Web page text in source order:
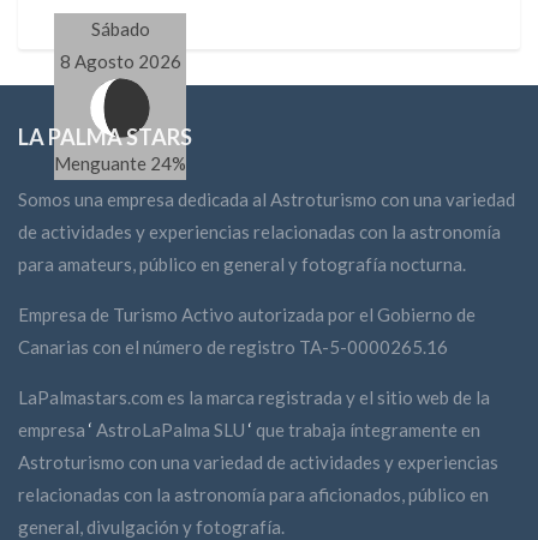
Sábado
8 Agosto 2026
Menguante 24%
LA PALMA STARS
Somos una empresa dedicada al Astroturismo con una variedad
de actividades y experiencias relacionadas con la astronomía
para amateurs, público en general y fotografía nocturna.
Empresa de Turismo Activo autorizada por el Gobierno de
Canarias con el número de registro TA-5-0000265.16
LaPalmastars.com es la marca registrada y el sitio web de la
empresa ‘ AstroLaPalma SLU ‘ que trabaja íntegramente en
Astroturismo con una variedad de actividades y experiencias
relacionadas con la astronomía para aficionados, público en
general, divulgación y fotografía.